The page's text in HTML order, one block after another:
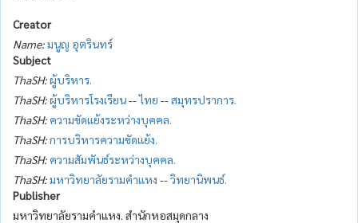
Creator
Name:มนูญ อุตรินทร์
Subject
ThaSH:ผู้บริหาร.
ThaSH:ผู้บริหารโรงเรียน--ไทย --สมุทรปราการ.
ThaSH: ความขัดแย้งระหว่างบุคคล.
ThaSH:การบริหารความขัดแย้ง.
ThaSH: ความสัมพันธ์ระหว่างบุคคล.
ThaSH:มหาวิทยาลัยรามคำแหง --วิทยานิพนธ์.
Publisher
มหาวิทยาลัยรามคำแหง. สำนักหอสมุดกลาง